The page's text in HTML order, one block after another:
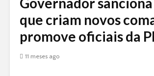
que criam novos
promove oficiais da
11 meses ago